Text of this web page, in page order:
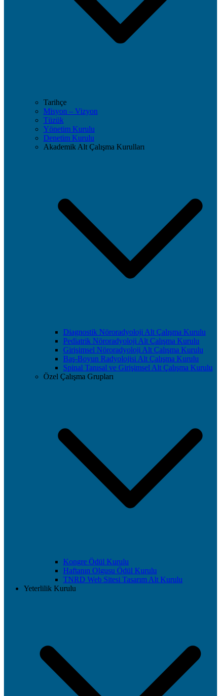
Tarihçe
Misyon – Vizyon
Tüzük
Yönetim Kurulu
Denetim Kurulu
Akademik Alt Çalışma Kurulları
Diagnostik Nöroradyoloji Alt Çalışma Kurulu
Pediatrik Nöroradyoloji Alt Çalışma Kurulu
Girişimsel Nöroradyoloji Alt Çalışma Kurulu
Baş-Boyun Radyolojisi Alt Çalışma Kurulu
Spinal Tanısal ve Girişimsel Alt Çalışma Kurulu
Özel Çalışma Grupları
Kongre Ödül Kurulu
Haftanın Olgusu Ödül Kurulu
TNRD Web Sitesi Tasarım Alt Kurulu
Yeterlilik Kurulu